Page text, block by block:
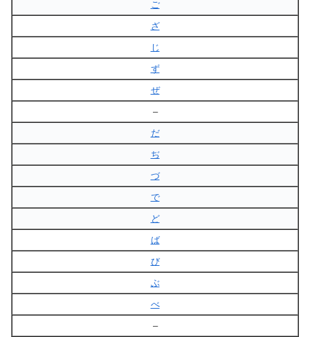
ご
ざ
じ
ず
ぜ
–
だ
ぢ
づ
で
ど
ば
び
ぶ
べ
–